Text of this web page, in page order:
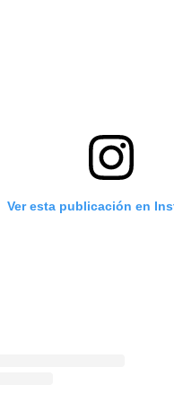
Ver esta publicación en